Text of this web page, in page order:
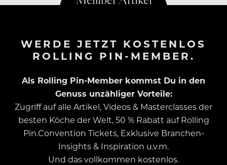
WERDE JETZT KOSTENLOS
ROLLING PIN-MEMBER.
Als Rolling Pin-Member kommst Du in den
Genuss unzähliger Vorteile:
Zugriff auf alle Artikel, Videos & Masterclasses der
besten Köche der Welt, 50 % Rabatt auf Rolling
Pin.Convention Tickets, Exklusive Branchen-
Insights & Inspiration u.v.m.
Und das vollkommen kostenlos.